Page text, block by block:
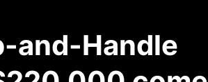
and-Handle